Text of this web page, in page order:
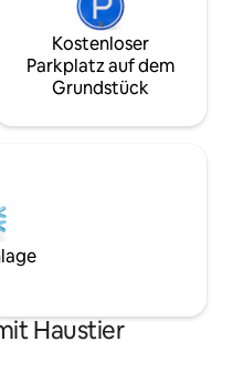
Kostenloser
Parkplatz auf dem
Grundstück
Haustier